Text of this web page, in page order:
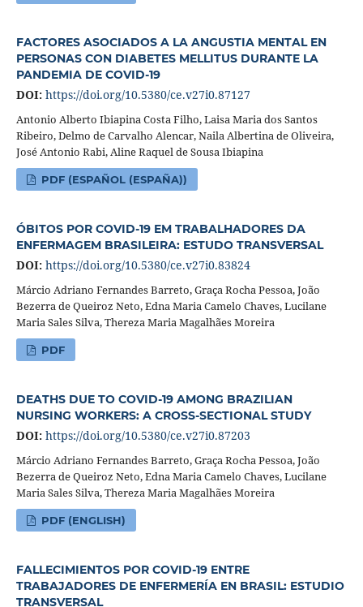
FACTORES ASOCIADOS A LA ANGUSTIA MENTAL EN
PERSONAS CON DIABETES MELLITUS DURANTE LA
PANDEMIA DE COVID-19
DOI: https://doi.org/10.5380/ce.v27i0.87127
Antonio Alberto Ibiapina Costa Filho, Laisa Maria dos Santos
Ribeiro, Delmo de Carvalho Alencar, Naila Albertina de Oliveira,
José Antonio Rabi, Aline Raquel de Sousa Ibiapina
PDF (ESPAÑOL (ESPAÑA))
ÓBITOS POR COVID-19 EM TRABALHADORES DA
ENFERMAGEM BRASILEIRA: ESTUDO TRANSVERSAL
DOI: https://doi.org/10.5380/ce.v27i0.83824
Márcio Adriano Fernandes Barreto, Graça Rocha Pessoa, João
Bezerra de Queiroz Neto, Edna Maria Camelo Chaves, Lucilane
Maria Sales Silva, Thereza Maria Magalhães Moreira
PDF
DEATHS DUE TO COVID-19 AMONG BRAZILIAN
NURSING WORKERS: A CROSS-SECTIONAL STUDY
DOI: https://doi.org/10.5380/ce.v27i0.87203
Márcio Adriano Fernandes Barreto, Graça Rocha Pessoa, João
Bezerra de Queiroz Neto, Edna Maria Camelo Chaves, Lucilane
Maria Sales Silva, Thereza Maria Magalhães Moreira
PDF (ENGLISH)
FALLECIMIENTOS POR COVID-19 ENTRE
TRABAJADORES DE ENFERMERÍA EN BRASIL: ESTUDIO
TRANSVERSAL